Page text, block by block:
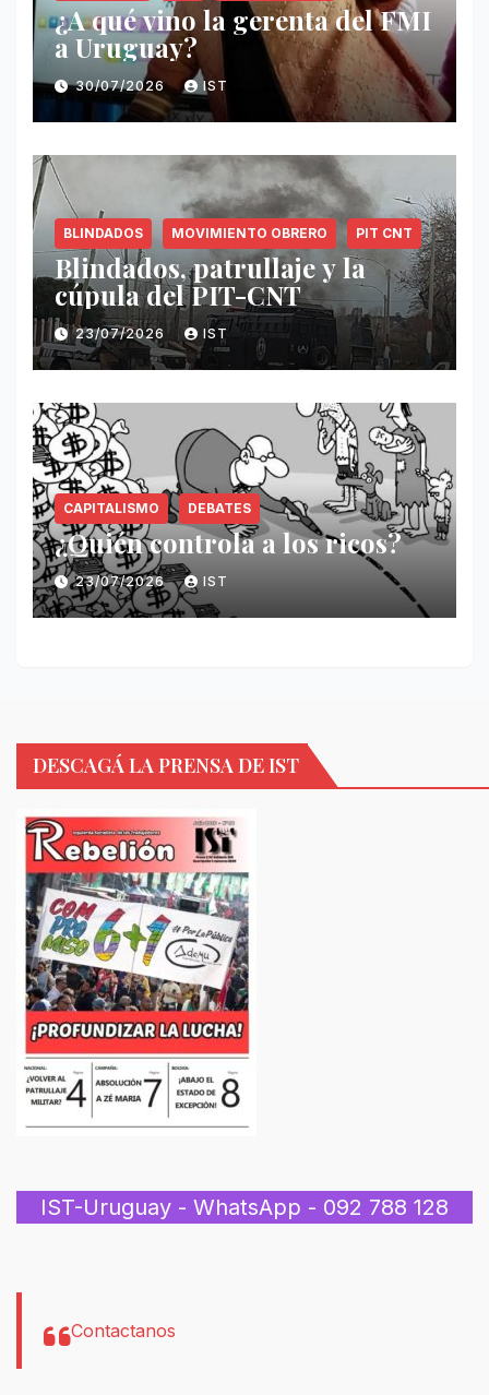
¿A qué vino la gerenta del FMI
a Uruguay?
30/07/2026 IST
BLINDADOS MOVIMIENTO OBRERO PIT CNT
Blindados, patrullaje y la
cúpula del PIT-CNT
23/07/2026 IST
CAPITALISMO DEBATES
¿Quién controla a los ricos?
23/07/2026 IST
DESCAGÁ LA PRENSA DE IST
IST-Uruguay - WhatsApp - 092 788 128
Contactanos